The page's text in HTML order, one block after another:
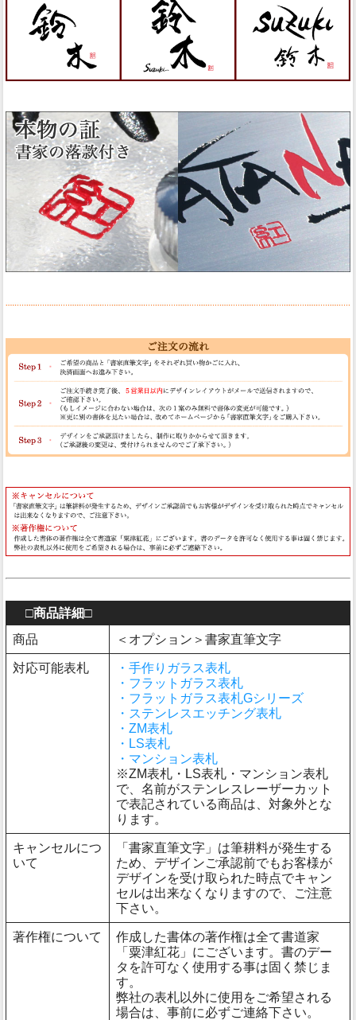
□商品詳細□
商品
＜オプション＞書家直筆文字
対応可能表札
・手作りガラス表札
・フラットガラス表札
・フラットガラス表札Gシリーズ
・ステンレスエッチング表札
・ZM表札
・LS表札
・マンション表札
※ZM表札・LS表札・マンション表札
で、名前がステンレスレーザーカット
で表記されている商品は、対象外とな
ります。
キャンセルにつ
いて
「書家直筆文字」は筆耕料が発生する
ため、デザインご承認前でもお客様が
デザインを受け取られた時点でキャン
セルは出来なくなりますので、ご注意
下さい。
著作権について
作成した書体の著作権は全て書道家
「粟津紅花」にございます。書のデー
タを許可なく使用する事は固く禁じま
す。
弊社の表札以外に使用をご希望される
場合は、事前に必ずご連絡下さい。